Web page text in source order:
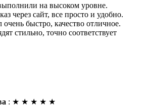
на высоком уровне.
через сайт, все просто и удобно.
очень быстро, качество отличное.
стильно, точно соответствует
: ★ ★ ★ ★ ★